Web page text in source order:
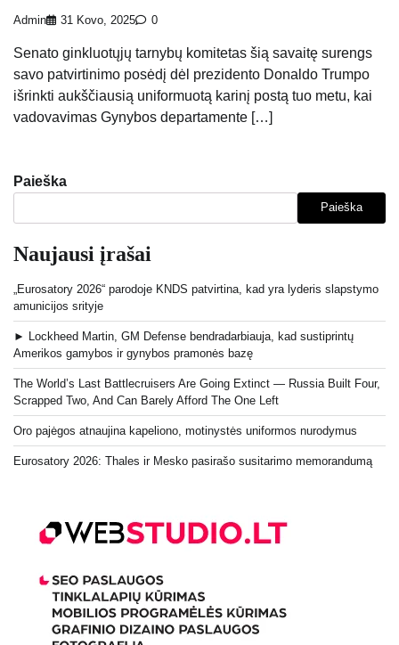
Admin 31 Kovo, 2025 0
Senato ginkluotųjų tarnybų komitetas šią savaitę surengs
savo patvirtinimo posėdį dėl prezidento Donaldo Trumpo
išrinkti aukščiausią uniformuotą karinį postą tuo metu, kai
vadovavimas Gynybos departamente […]
Paieška
Paieška
Naujausi įrašai
„Eurosatory 2026“ parodoje KNDS patvirtina, kad yra lyderis slapstymo
amunicijos srityje
► Lockheed Martin, GM Defense bendradarbiauja, kad sustiprintų
Amerikos gamybos ir gynybos pramonės bazę
The World’s Last Battlecruisers Are Going Extinct — Russia Built Four,
Scrapped Two, And Can Barely Afford The One Left
Oro pajėgos atnaujina kapeliono, motinystės uniformos nurodymus
Eurosatory 2026: Thales ir Mesko pasirašo susitarimo memorandumą